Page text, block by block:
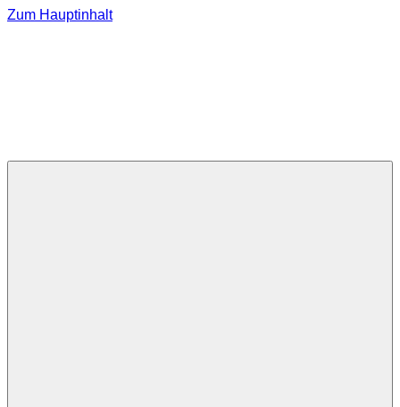
Zum Hauptinhalt